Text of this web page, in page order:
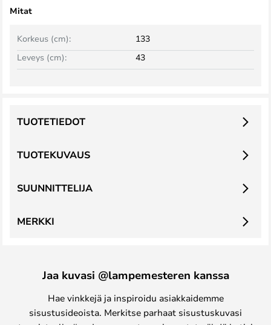
Mitat
Leveys (cm): 43
Korkeus (cm): 133
TUOTEKUVAUS
TUOTETIEDOT
SUUNNITTELIJA
MERKKI
Jaa kuvasi @lampemesteren kanssa
Hae vinkkejä ja inspiroidu asiakkaidemme
sisustusideoista. Merkitse parhaat sisustuskuvasi